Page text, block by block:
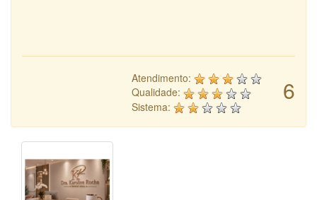
6
Atendimento:
Qualidade:
Sistema: